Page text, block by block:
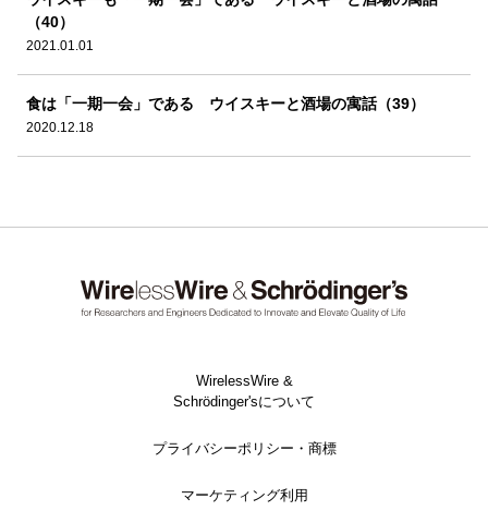
（40）
2021.01.01
食は「一期一会」である ウイスキーと酒場の寓話（39）
2020.12.18
WirelessWire &
Schrödinger'sについて
プライバシーポリシー・商標
マーケティング利用